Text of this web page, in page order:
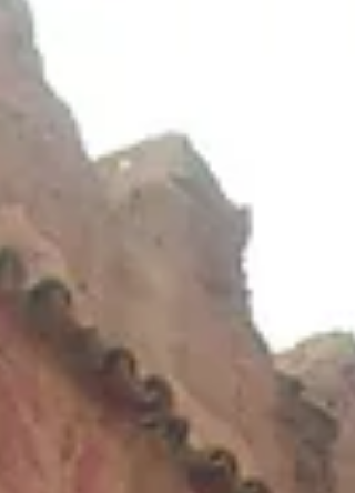
filiale marocaine du groupe suisse Sika AG,
6'000 m², cet établissement fabrique du
mortier industriel et des adjuvants pour
béton.